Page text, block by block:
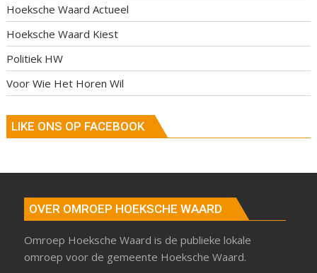
Hoeksche Waard Actueel
Hoeksche Waard Kiest
Politiek HW
Voor Wie Het Horen Wil
LIKE ONS OP FACEBOOK
OVER OMROEP HOEKSCHE WAARD
Omroep Hoeksche Waard is de publieke lokale
omroep voor de gemeente Hoeksche Waard.